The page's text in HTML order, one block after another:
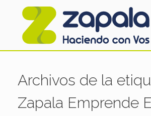
Archivos de la
Zapala Emprende